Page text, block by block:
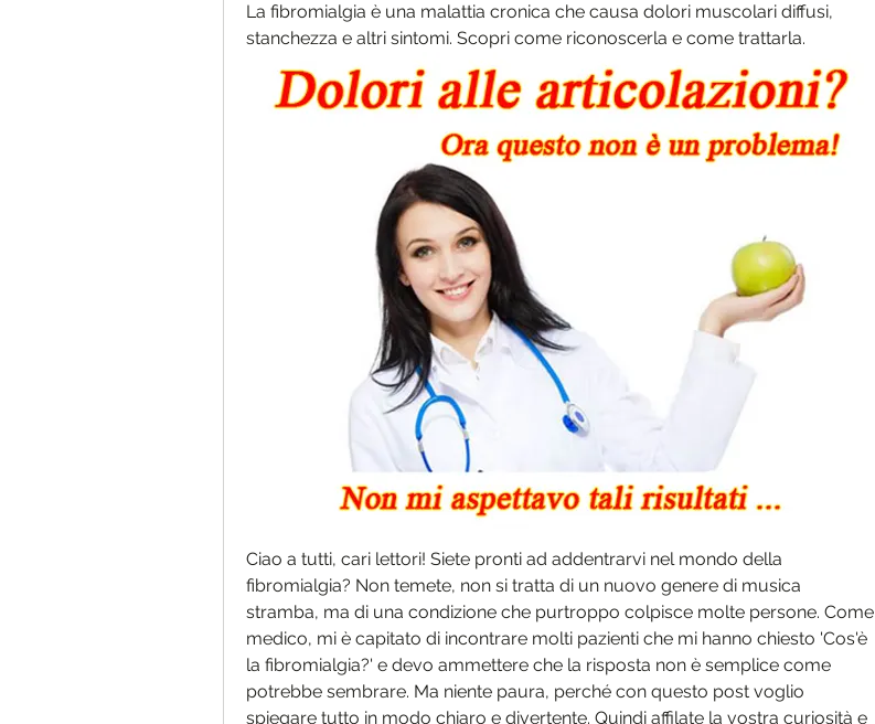
La fibromialgia è una malattia cronica che causa dolori muscolari diffusi,
stanchezza e altri sintomi. Scopri come riconoscerla e come trattarla.
Ciao a tutti, cari lettori! Siete pronti ad addentrarvi nel mondo della
fibromialgia? Non temete, non si tratta di un nuovo genere di musica
stramba, ma di una condizione che purtroppo colpisce molte persone. Come
medico, mi è capitato di incontrare molti pazienti che mi hanno chiesto 'Cos'è
la fibromialgia?' e devo ammettere che la risposta non è semplice come
potrebbe sembrare. Ma niente paura, perché con questo post voglio
spiegare tutto in modo chiaro e divertente. Quindi affilate la vostra curiosità e